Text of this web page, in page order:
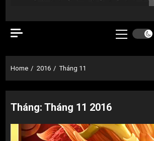
Primary
Home 2016 Tháng 11
Tháng: Tháng 11 2016